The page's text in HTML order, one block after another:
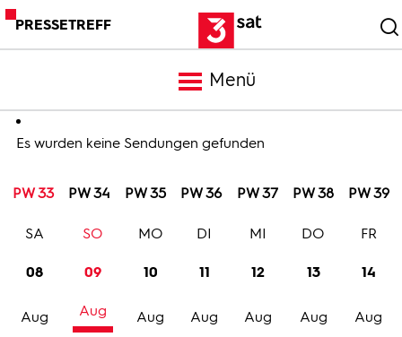
PRESSETREFF
Menü
Meldungen
Programm
Trailer
Es wurden keine Sendungen gefunden
PW 33 PW 34 PW 35 PW 36 PW 37 PW 38 PW 39
08
Aug
SA
09
Aug
SO
10
Aug
MO
11
Aug
DI
12
Aug
MI
13
Aug
DO
14
Aug
FR